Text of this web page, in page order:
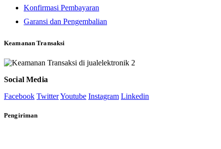
Konfirmasi Pembayaran
Garansi dan Pengembalian
Keamanan Transaksi
Social Media
Facebook TwitterYoutube Instagram Linkedin
Pengiriman